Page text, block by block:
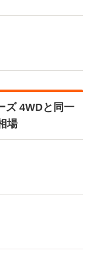
ズ 4WDと同一
場